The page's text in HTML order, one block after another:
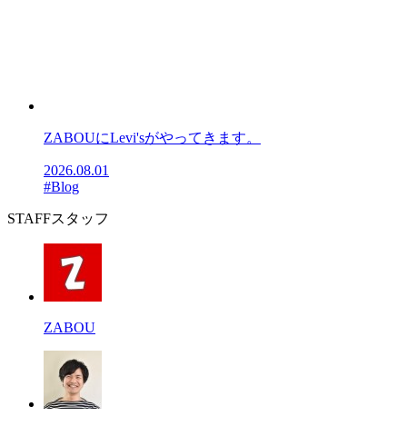
ZABOUにLevi'sがやってきます。
2026.08.01
#Blog
STAFFスタッフ
ZABOU